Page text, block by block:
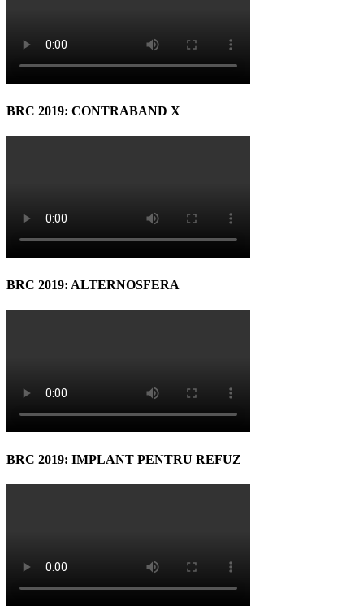
BRC 2019: CONTRABAND X
BRC 2019: ALTERNOSFERA
BRC 2019: IMPLANT PENTRU REFUZ